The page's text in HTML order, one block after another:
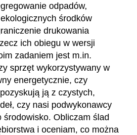
odpadów,
środków
drukowania
ich obiegu w wersji
zadaniem jest m.in.
sprzęt wykorzystywany w
energetycznie, czy
ją z czystych,
czy nasi podwykonawcy
środowisko. Obliczam ślad
i oceniam, co można